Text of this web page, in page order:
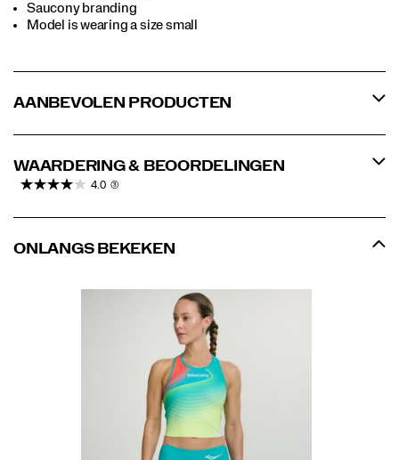
Saucony branding
Model is wearing a size small
AANBEVOLEN PRODUCTEN
WAARDERING & BEOORDELINGEN
4.0 (3)
ONLANGS BEKEKEN